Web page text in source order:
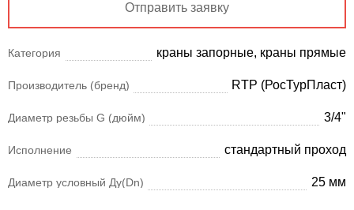
Отправить заявку
Категория краны запорные, краны прямые
Производитель (бренд) RTP (РосТурПласт)
Диаметр резьбы G (дюйм) 3/4"
Исполнение стандартный проход
Диаметр условный Ду(Dn) 25 мм